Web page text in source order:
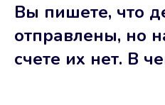
Вы пишете, что
отправлены, но
счете их нет. В